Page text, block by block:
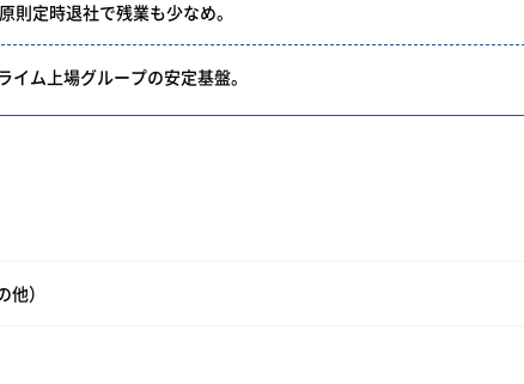
則定時退社で残業も少なめ。
イム上場グループの安定基盤。
）